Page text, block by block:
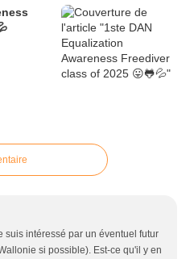
suis intéressé par un éventuel futur
si possible). Est-ce qu'il y en